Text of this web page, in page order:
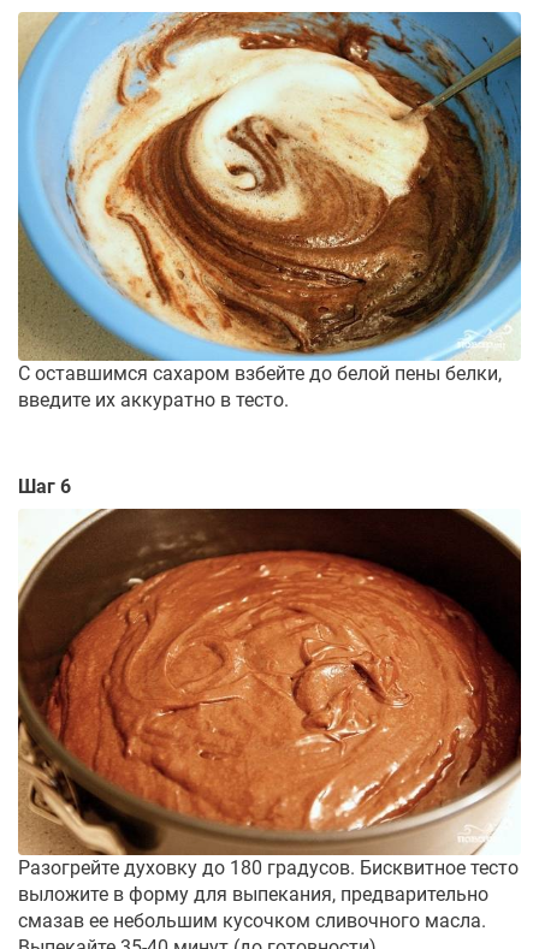
С оставшимся сахаром взбейте до белой пены белки,
введите их аккуратно в тесто.
Шаг 6
Разогрейте духовку до 180 градусов. Бисквитное тесто
выложите в форму для выпекания, предварительно
смазав ее небольшим кусочком сливочного масла.